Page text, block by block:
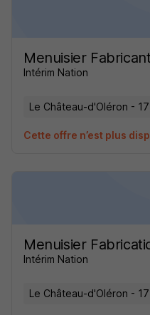
Menuisier
Intérim Nation
Le Château-d'Oléron - 17
Cette offre n’est plus
Menuisier
Intérim Nation
Le Château-d'Oléron - 17